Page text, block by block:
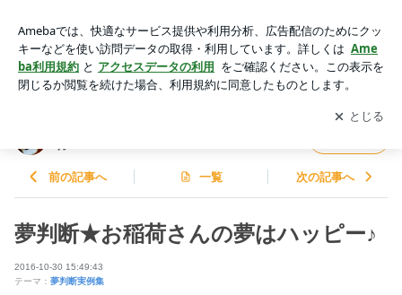
夫：柴犬スピリチュアル
アプリをダウンロードして ブログの更新通知
を受け取りまし
ょう。
開く
ル
前の記事へ 一覧 次の記事へ
夢判断★お稲荷さんの夢はハッピー♪
2016-10-30 15:49:43
テーマ： 夢判断実例集